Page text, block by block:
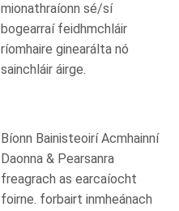
mionathraíonn sé/sí
bogearraí feidhmchláir
ríomhaire ginearálta nó
sainchláir áirge.
Bíonn Bainisteoirí Acmhainní
Daonna & Pearsanra
freagrach as earcaíocht
foirne. forbairt inmheánach